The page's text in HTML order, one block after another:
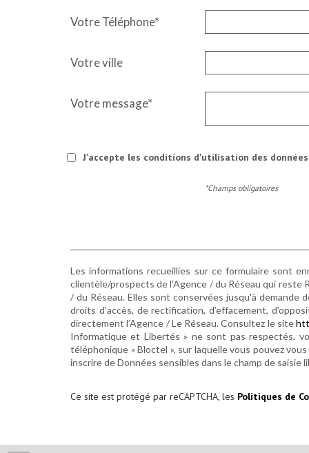
Votre Téléphone*
Votre ville
Votre message*
J'accepte les conditions d'utilisation des
*Champs obligatoires
Les informations recueillies sur ce formulaire sont
clientèle/prospects de l'Agence / du Réseau qui reste
/ du Réseau. Elles sont conservées jusqu'à demande
droits d’accès, de rectification, d’effacement,
directement l’Agence / Le Réseau. Consultez le site
Informatique et Libertés » ne sont pas respectés,
téléphonique « Bloctel », sur laquelle vous pouvez
inscrire de Données sensibles dans le champ de saisie
Ce site est protégé par reCAPTCHA, les Politiques de